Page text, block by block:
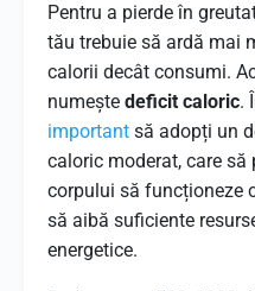
Pentru a pierde în
tău trebuie să ardă mai
calorii decât consumi.
numește deficit caloric.
important să adopți un
caloric moderat, care să
corpului să funcționeze
să aibă suficiente
energetice.